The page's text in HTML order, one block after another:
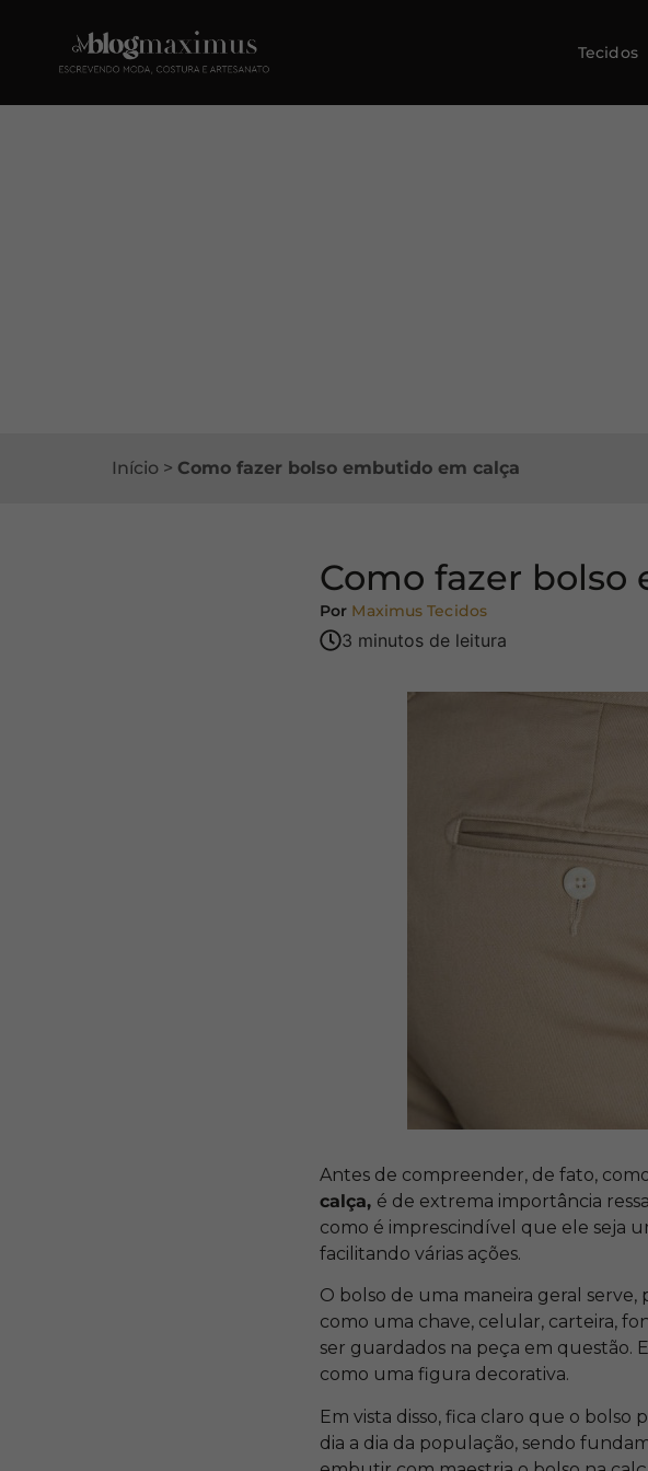
Tecidos
Início > Como fazer bolso embutido em calça
Como fazer
Por Maximus Tecidos
Antes de compreender, de fato,
calça, é de extrema importância
como é imprescindível que ele seja
facilitando várias ações.
O bolso de uma maneira geral
como uma chave, celular, carteira,
ser guardados na peça em questão.
como uma figura decorativa.
Em vista disso, fica claro que o
dia a dia da população, sendo